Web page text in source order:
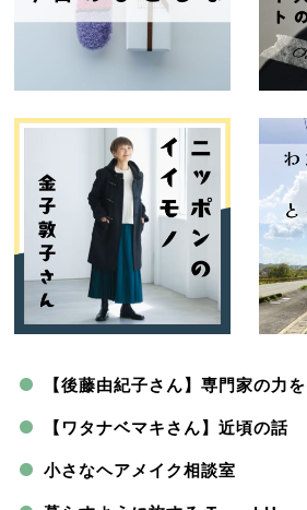
【後藤由紀子さん】専門家の力
【ワタナベマキさん】近頃の話
小さなヘアメイク相談室